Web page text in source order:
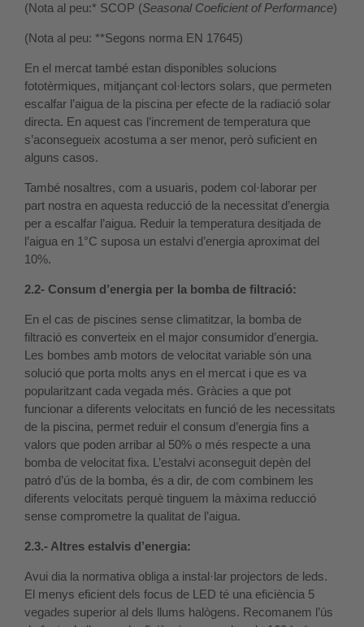
(Nota al peu:* SCOP (Seasonal Coeficient of Performance)
(Nota al peu: **Segons norma EN 17645)
En el mercat també estan disponibles solucions
fototèrmiques, mitjançant col·lectors solars, que permeten
escalfar l’aigua de la piscina per efecte de la radiació solar
directa. En aquest cas l’increment de temperatura que
s’aconsegueix acostuma a ser menor, però suficient en
alguns casos.
També nosaltres, com a usuaris, podem col·laborar per
part nostra en aquesta reducció de la necessitat d’energia
per a escalfar l’aigua. Reduir la temperatura desitjada de
l’aigua en 1°C suposa un estalvi d’energia aproximat del
10%.
2.2- Consum d’energia per la bomba de filtració:
En el cas de piscines sense climatitzar, la bomba de
filtració es converteix en el major consumidor d’energia.
Les bombes amb motors de velocitat variable són una
solució que porta molts anys en el mercat i que es va
popularitzant cada vegada més. Gràcies a que pot
funcionar a diferents velocitats en funció de les necessitats
de la piscina, permet reduir el consum d’energia fins a
valors que poden arribar al 50% o més respecte a una
bomba de velocitat fixa. L’estalvi aconseguit depèn del
patró d’ús de la bomba, és a dir, de com combinem les
diferents velocitats perquè tinguem la màxima reducció
sense comprometre la qualitat de l’aigua.
2.3.- Altres estalvis d’energia:
Avui dia la normativa obliga a instal·lar projectors de leds.
El menys eficient dels focus de LED té una eficiència 5
vegades superior al dels llums halògens. Recomanem l’ús